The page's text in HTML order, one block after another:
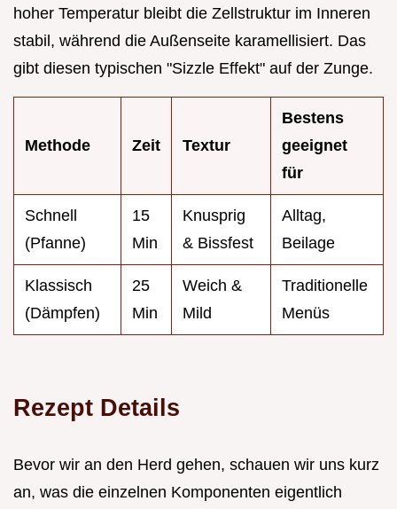
hoher Temperatur bleibt die Zellstruktur im Inneren
stabil, während die Außenseite karamellisiert. Das
gibt diesen typischen "Sizzle Effekt" auf der Zunge.
Methode Zeit Textur
Bestens
geeignet
für
Schnell
(Pfanne)
15
Min
Knusprig
& Bissfest
Alltag,
Beilage
Klassisch
(Dämpfen)
25
Min
Weich &
Mild
Traditionelle
Menüs
Rezept Details
Bevor wir an den Herd gehen, schauen wir uns kurz
an, was die einzelnen Komponenten eigentlich